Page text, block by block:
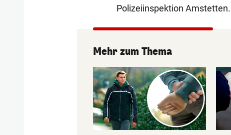
Polizeiinspektion Amstetten.
Mehr zum Thema